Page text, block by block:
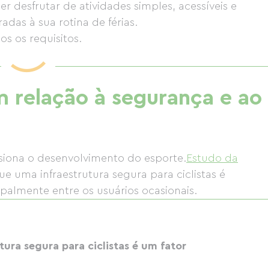
desfrutar de atividades simples, acessíveis e
à sua rotina de férias.
os requisitos.
relação à segurança e ao
o desenvolvimento do esporte.Estudo da
uma infraestrutura segura para ciclistas é
entre os usuários ocasionais.
segura para ciclistas é um fator